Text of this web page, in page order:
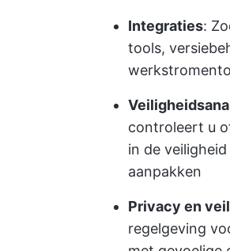
Integraties:
tools,
werkstromen
controleert u
in de
aanpakken
Privacy en
regelgeving